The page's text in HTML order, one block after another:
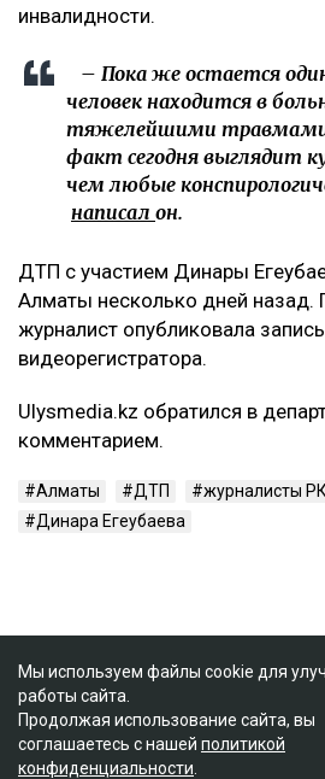
инвалидности.
– Пока же остается
человек находится в
тяжелейшими
факт сегодня выглядит
чем любые
написал он.
ДТП с участием Динары
Алматы несколько дней назад.
журналист опубликовала
видеорегистратора.
Ulysmedia.kz обратился в
комментарием.
Алматы ДТП
журналисты РК
Динара Егеубаева
Мы используем файлы cookie для
работы сайта.
Продолжая использование сайта, вы
соглашаетесь с нашей политикой
конфиденциальности